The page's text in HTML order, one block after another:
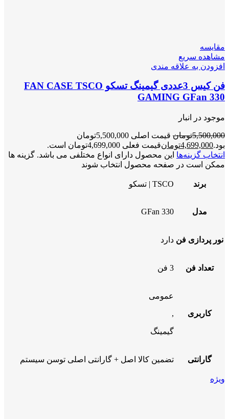
مقایسه
مشاهده سریع
افزودن به علاقه مندی
فن کیس 3عددی گیمینگ تسکو FAN CASE TSCO
GAMING GFan 330
موجود در انبار
5,500,000تومان
قیمت اصلی 5,500,000تومان
بود.4,699,000تومانقیمت فعلی 4,699,000تومان است.
انتخاب گزینه‌ها این محصول دارای انواع مختلفی می باشد. گزینه ها
ممکن است در صفحه محصول انتخاب شوند
برند TSCO | تسکو
مدل GFan 330
نور پردازی فن دارد
تعداد فن 3 فن
کاربری
عمومی
,
گیمینگ
گارانتی تضمین کالا اصل + گارانتی اصلی توسن سیستم
ویژه